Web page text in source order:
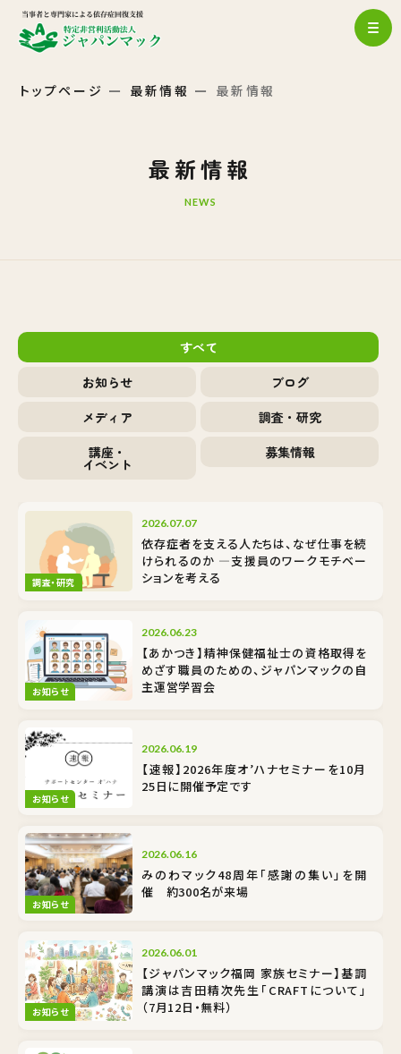
トップページ 最新情報 最新情報
最新情報
NEWS
すべて
お知らせ
ブログ
メディア
調査・研究
講座・
イベント
募集情報
調査・研究
2026.07.07
依存症者を支える人たちは、なぜ仕事を続
けられるのか ―支援員のワークモチベー
ションを考える
お知らせ
2026.06.23
【あかつき】精神保健福祉士の資格取得を
めざす職員のための、ジャパンマックの自
主運営学習会
お知らせ
2026.06.19
【速報】2026年度オ’ハナセミナーを10月
25日に開催予定です
お知らせ
2026.06.16
みのわマック48周年「感謝の集い」を開
催 約300名が来場
お知らせ
2026.06.01
【ジャパンマック福岡 家族セミナー】基調
講演は吉田精次先生「CRAFTについて」
（7月12日・無料）